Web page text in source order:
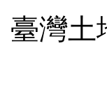
臺灣土